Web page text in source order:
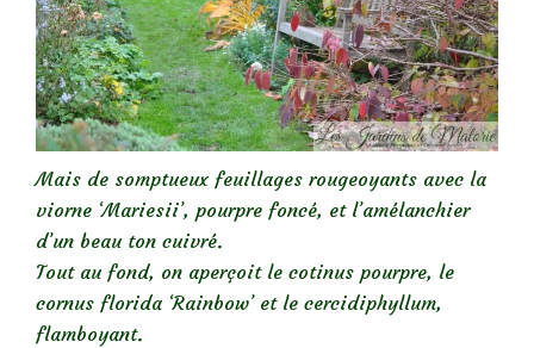
Mais de somptueux feuillages rougeoyants avec la
viorne ‘Mariesii’, pourpre foncé, et l’amélanchier
d’un beau ton cuivré.
Tout au fond, on aperçoit le cotinus pourpre, le
cornus florida ‘Rainbow’ et le cercidiphyllum,
flamboyant.